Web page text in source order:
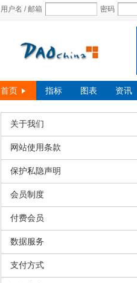
用户名 / 邮箱 密码
首页 指标 图表 资讯
关于我们
网站使用条款
保护私隐声明
会员制度
付费会员
数据服务
支付方式